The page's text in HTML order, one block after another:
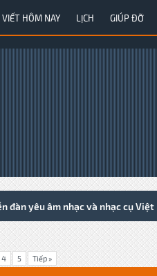
VIẾT HÔM NAY LỊCH GIÚP ĐỠ
đàn yêu âm nhạc và nhạc cụ Việt
4 5 Tiếp »